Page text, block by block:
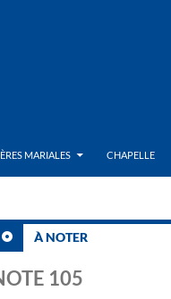
MARIALES
CHAPELLE
À NOTER
105